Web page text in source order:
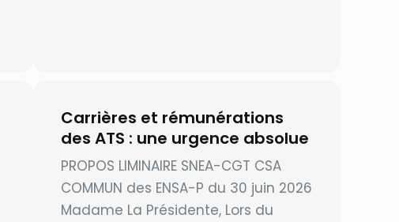
Carrières et rémunérations
des ATS : une urgence absolue
PROPOS LIMINAIRE SNEA-CGT CSA
COMMUN des ENSA-P du 30 juin 2026
Madame La Présidente, Lors du